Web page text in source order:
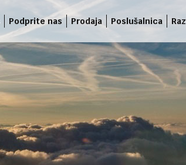
Podprite nas Prodaja Poslušalnica